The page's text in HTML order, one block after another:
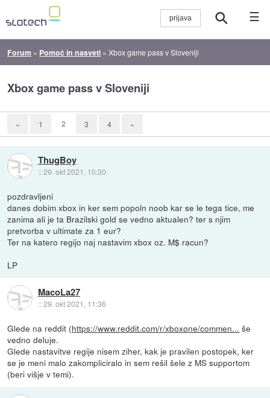
☰
Forum » Pomoč in nasveti »Xbox game pass v Sloveniji
Xbox game pass v Sloveniji
« 1 2 3 4 »
ThugBoy
::29. okt 2021, 10:30
pozdravljeni
danes dobim xbox in ker sem popoln noob kar se le tega tice, me
zanima ali je ta Brazilski gold se vedno aktualen? ter s njim
pretvorba v ultimate za 1 eur?
Ter na katero regijo naj nastavim xbox oz. M$ racun?
LP
MacoLa27
::29. okt 2021, 11:36
Glede na reddit (https://www.reddit.com/r/xboxone/commen... še
vedno deluje.
Glede nastavitve regije nisem ziher, kak je pravilen postopek, ker
se je meni malo zakompliciralo in sem rešil šele z MS supportom
(beri višje v temi).